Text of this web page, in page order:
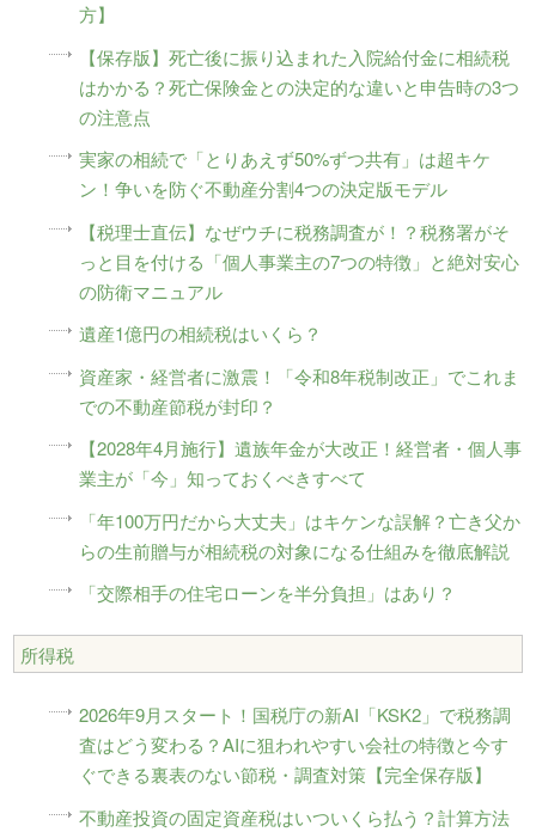
方】
【保存版】死亡後に振り込まれた入院給付金に相続税
はかかる？死亡保険金との決定的な違いと申告時の3つ
の注意点
実家の相続で「とりあえず50%ずつ共有」は超キケ
ン！争いを防ぐ不動産分割4つの決定版モデル
【税理士直伝】なぜウチに税務調査が！？税務署がそ
っと目を付ける「個人事業主の7つの特徴」と絶対安心
の防衛マニュアル
遺産1億円の相続税はいくら？
資産家・経営者に激震！「令和8年税制改正」でこれま
での不動産節税が封印？
【2028年4月施行】遺族年金が大改正！経営者・個人事
業主が「今」知っておくべきすべて
「年100万円だから大丈夫」はキケンな誤解？亡き父か
らの生前贈与が相続税の対象になる仕組みを徹底解説
「交際相手の住宅ローンを半分負担」はあり？
所得税
2026年9月スタート！国税庁の新AI「KSK2」で税務調
査はどう変わる？AIに狙われやすい会社の特徴と今す
ぐできる裏表のない節税・調査対策【完全保存版】
不動産投資の固定資産税はいついくら払う？計算方法